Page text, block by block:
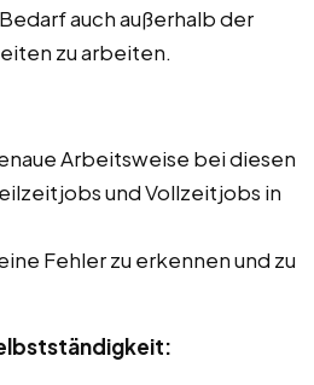
auch außerhalb der
zu arbeiten.
Arbeitsweise bei diesen
und Vollzeitjobs in
Fehler zu erkennen und zu